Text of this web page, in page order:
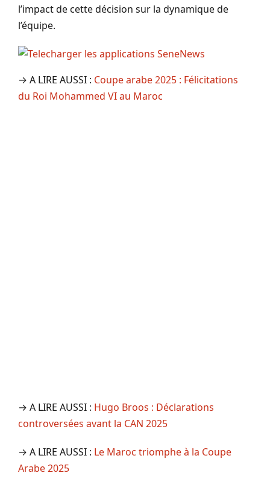
l’impact de cette décision sur la dynamique de
l’équipe.
→ A LIRE AUSSI : Coupe arabe 2025 : Félicitations
du Roi Mohammed VI au Maroc
→ A LIRE AUSSI : Hugo Broos : Déclarations
controversées avant la CAN 2025
→ A LIRE AUSSI : Le Maroc triomphe à la Coupe
Arabe 2025